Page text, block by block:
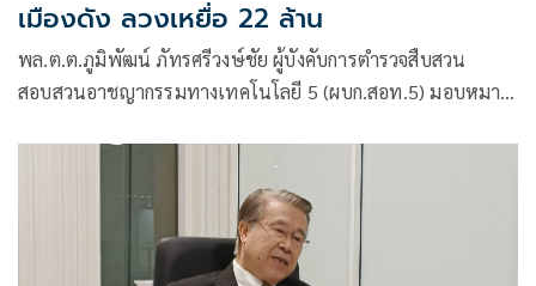
เมืองดัง ลวงเหยื่อ 22 ล้าน
พล.ต.ต.ภูมิพัฒน์ ภัทรศรีวงษ์ชัย ผู้บังคับการตำรวจสืบสวน
สอบสวนอาชญากรรมทางเทคโนโลยี 5 (ผบก.สอท.5) มอบหมาย
ต้องหาที่กระทำผิดเกี่ยวกับอาชญากรรมออนไลน์